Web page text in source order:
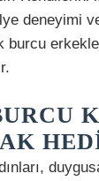
deneyimi
burcu